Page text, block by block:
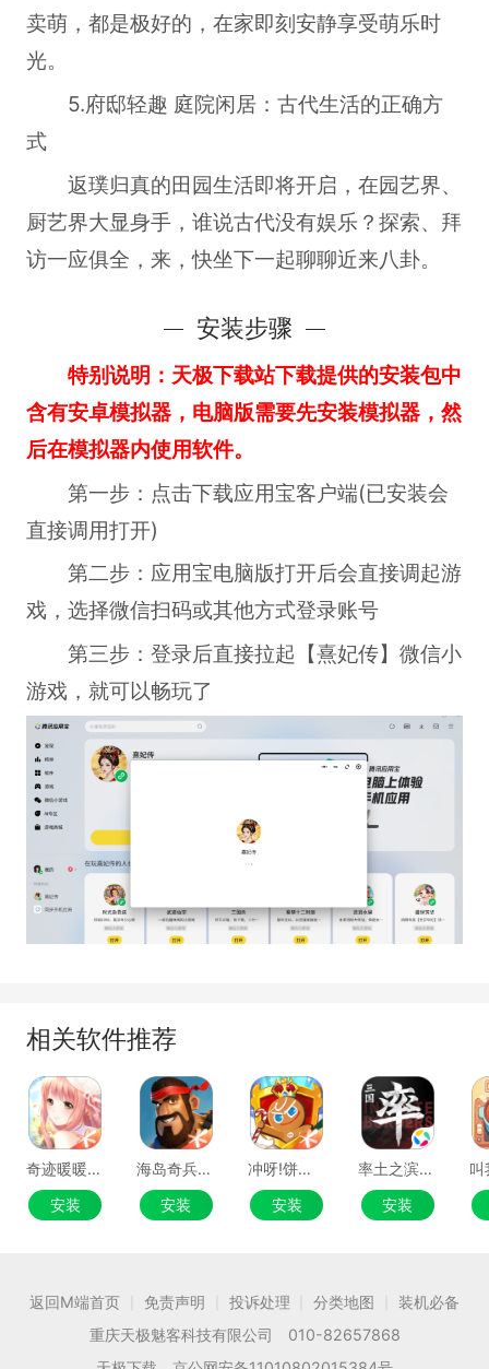
卖萌，都是极好的，在家即刻安静享受萌乐时
光。
5.府邸轻趣 庭院闲居：古代生活的正确方
式
返璞归真的田园生活即将开启，在园艺界、
厨艺界大显身手，谁说古代没有娱乐？探索、拜
访一应俱全，来，快坐下一起聊聊近来八卦。
安装步骤
特别说明：天极下载站下载提供的安装包中
含有安卓模拟器，电脑版需要先安装模拟器，然
后在模拟器内使用软件。
第一步：点击下载应用宝客户端(已安装会
直接调用打开)
第二步：应用宝电脑版打开后会直接调起游
戏，选择微信扫码或其他方式登录账号
第三步：登录后直接拉起【熹妃传】微信小
游戏，就可以畅玩了
相关软件推荐
奇迹暖暖手游电脑版
安装
海岛奇兵手游电脑版
安装
冲呀!饼干人:王国手游电脑版
安装
率土之滨手游电脑版
安装
返回M端首页 免责声明 投诉处理 分类地图
装机必备
重庆天极魅客科技有限公司 010-82657868